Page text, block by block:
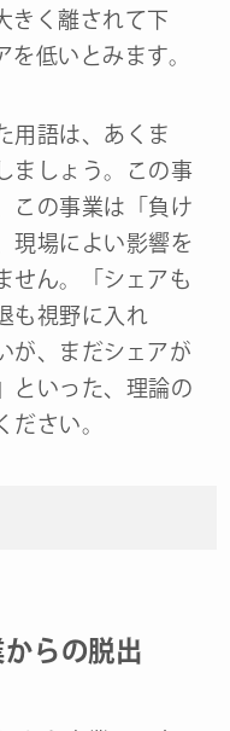
きく離されて下
低いとみます。
用語は、あくま
ましょう。この事
この事業は「負け
現場によい影響を
せん。「シェアも
も視野に入れ
が、まだシェアが
といった、理論の
ださい。
らの脱出